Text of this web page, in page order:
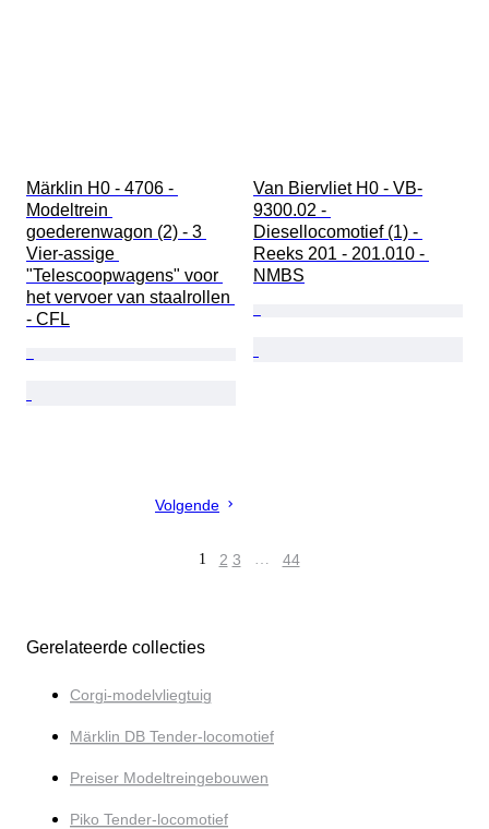
Märklin H0 - 4706 -
Modeltrein
goederenwagon (2) - 3
Vier-assige
"Telescoopwagens" voor
het vervoer van staalrollen
- CFL
Van Biervliet H0 - VB-
9300.02 -
Diesellocomotief (1) -
Reeks 201 - 201.010 -
NMBS
Volgende
1 2 3 … 44
Gerelateerde collecties
Corgi-modelvliegtuig
Märklin DB Tender-locomotief
Preiser Modeltreingebouwen
Piko Tender-locomotief